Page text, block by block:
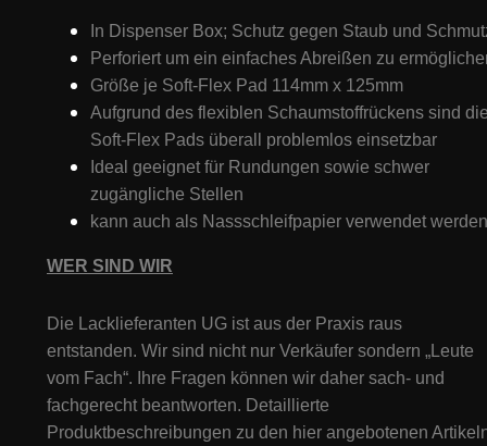
In Dispenser Box; Schutz gegen Staub und
Perforiert um ein einfaches Abreißen zu
Größe je Soft-Flex Pad 114mm x 125mm
Aufgrund des flexiblen Schaumstoffrückens sind
Soft-Flex Pads überall problemlos einsetzbar
Ideal geeignet für Rundungen sowie schwer
zugängliche Stellen
kann auch als Nassschleifpapier verwendet werden
WER SIND WIR
Die Lacklieferanten UG ist aus der Praxis raus
entstanden. Wir sind nicht nur Verkäufer sondern „Leute
vom Fach“. Ihre Fragen können wir daher sach- und
fachgerecht beantworten. Detaillierte
Produktbeschreibungen zu den hier angebotenen